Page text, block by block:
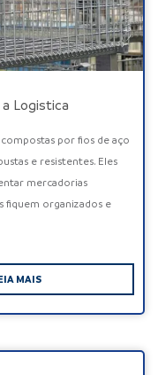
a Logistica
por fios de aço
e resistentes. Eles
mercadorias
fiquem organizados e
MAIS